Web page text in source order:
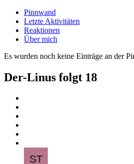
Pinnwand
Letzte Aktivitäten
Reaktionen
Über mich
Es wurden noch keine Einträge an der
Der-Linus folgt 18